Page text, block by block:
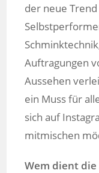
der neue
Auftragungen
Aussehen
ein Muss für
sich auf
mitmischen
Wem dient